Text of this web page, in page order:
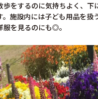
歩をするのに気持ちよく、下
。施設内には子ども用品を扱
服を見るのにも◎。